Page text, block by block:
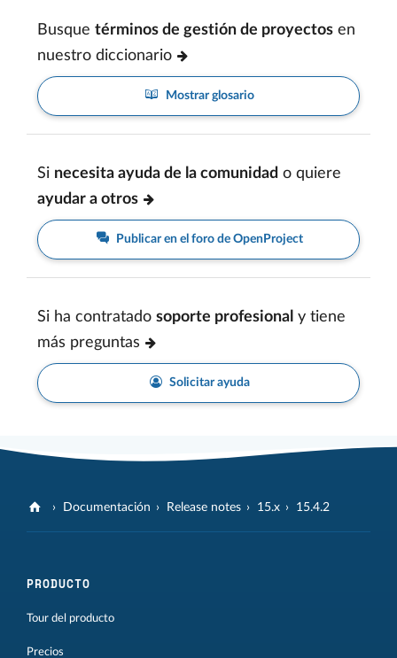
Busque términos de gestión de proyectos en
nuestro diccionario
Mostrar glosario
Si necesita ayuda de la comunidad o quiere
ayudar a otros
Publicar en el foro de OpenProject
Si ha contratado soporte profesional y tiene
más preguntas
Solicitar ayuda
Documentación Release notes 15.x 15.4.2
PRODUCTO
Tour del producto
Precios